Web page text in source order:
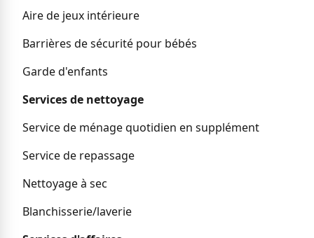
Aire de jeux intérieure
Barrières de sécurité pour bébés
Garde d'enfants
Services de nettoyage
Service de ménage quotidien en supplément
Service de repassage
Nettoyage à sec
Blanchisserie/laverie